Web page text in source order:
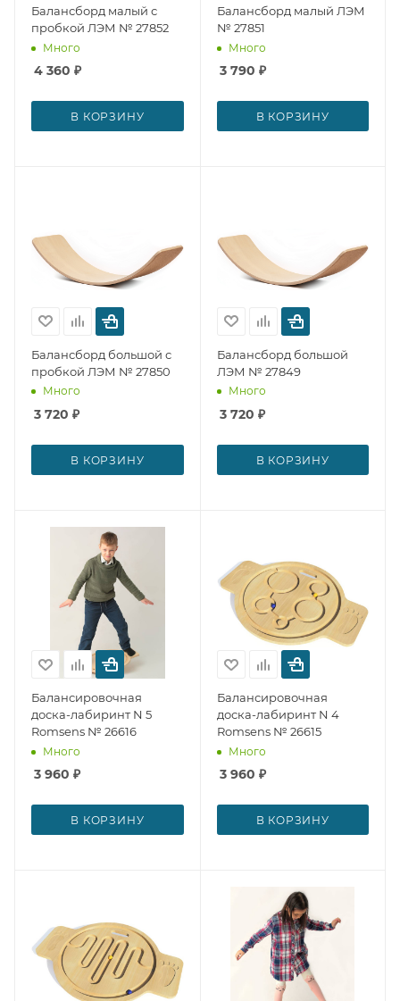
Балансборд малый с
пробкой ЛЭМ № 27852
Много
4 360 ₽
В КОРЗИНУ
Балансборд малый ЛЭМ
№ 27851
Много
3 790 ₽
В КОРЗИНУ
Балансборд большой с
пробкой ЛЭМ № 27850
Много
3 720 ₽
В КОРЗИНУ
Балансборд большой
ЛЭМ № 27849
Много
3 720 ₽
В КОРЗИНУ
Балансировочная
доска-лабиринт N 5
Romsens № 26616
Много
3 960 ₽
В КОРЗИНУ
Балансировочная
доска-лабиринт N 4
Romsens № 26615
Много
3 960 ₽
В КОРЗИНУ